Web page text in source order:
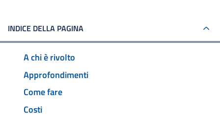
INDICE DELLA PAGINA
A chi è rivolto
Approfondimenti
Come fare
Costi